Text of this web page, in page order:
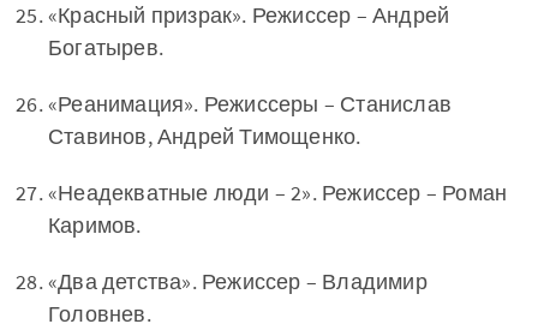
«Красный призрак». Режиссер – Андрей
Богатырев.
«Реанимация». Режиссеры – Станислав
Ставинов, Андрей Тимощенко.
«Неадекватные люди – 2». Режиссер – Роман
Каримов.
«Два детства». Режиссер – Владимир
Головнев.